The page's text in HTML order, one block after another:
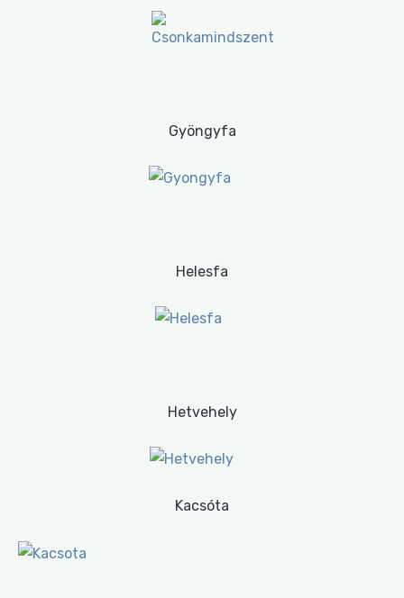
Gyöngyfa
Helesfa
Hetvehely
Kacsóta